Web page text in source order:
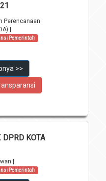
Perencanaan
|
Pemerintah
>>
DPRD KOTA
|
Pemerintah